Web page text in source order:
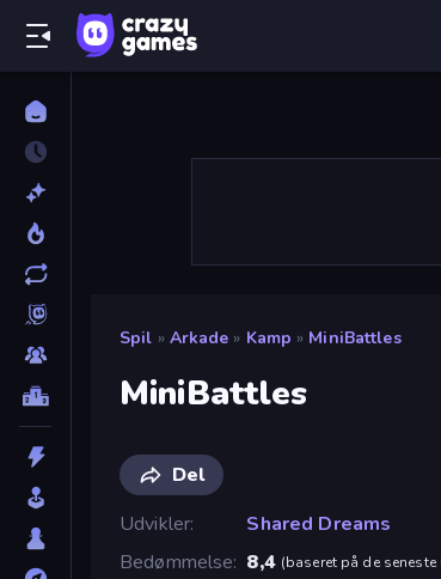
Spil » Arkade » Kamp » MiniBattles
MiniBattles
Del
Udvikler
Shared Dreams
Bedømmelse 8,4 (baseret på de seneste